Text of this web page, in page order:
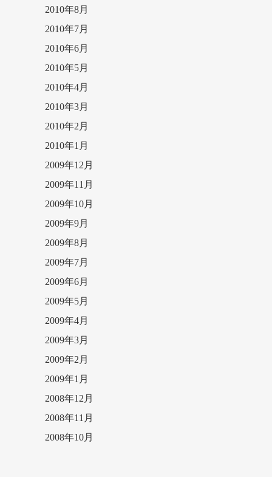
2010年8月
2010年7月
2010年6月
2010年5月
2010年4月
2010年3月
2010年2月
2010年1月
2009年12月
2009年11月
2009年10月
2009年9月
2009年8月
2009年7月
2009年6月
2009年5月
2009年4月
2009年3月
2009年2月
2009年1月
2008年12月
2008年11月
2008年10月